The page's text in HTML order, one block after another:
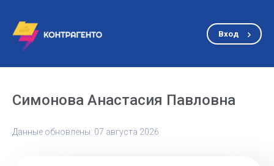
Вход
Симонова Анастасия Павловна
Данные обновлены: 07 августа 2026